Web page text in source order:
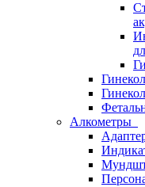
Алкометры